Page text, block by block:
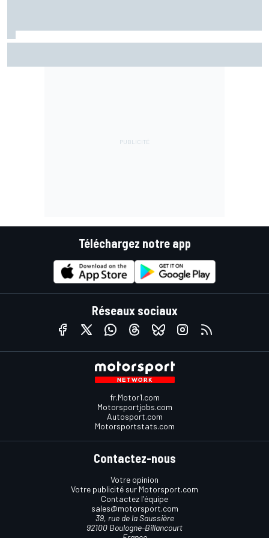
Téléchargez notre app
Réseaux sociaux
fr.Motor1.com
Motorsportjobs.com
Autosport.com
Motorsportstats.com
Contactez-nous
Votre opinion
Votre publicité sur Motorsport.com
Contactez l'équipe
sales@motorsport.com
39, rue de la Saussière
92100 Boulogne-Billancourt